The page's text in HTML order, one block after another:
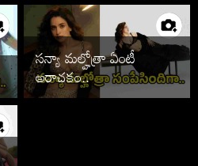
సన్యా మల్హోత్రా ఏంటీ
అరాచకం..